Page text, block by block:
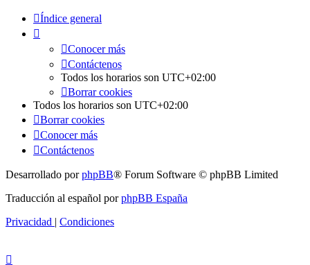
Índice general
Conocer más
Contáctenos
Todos los horarios son UTC+02:00
Borrar cookies
Todos los horarios son UTC+02:00
Borrar cookies
Conocer más
Contáctenos
Desarrollado porphpBB® Forum Software © phpBB Limited
Traducción al español porphpBB España
Privacidad | Condiciones